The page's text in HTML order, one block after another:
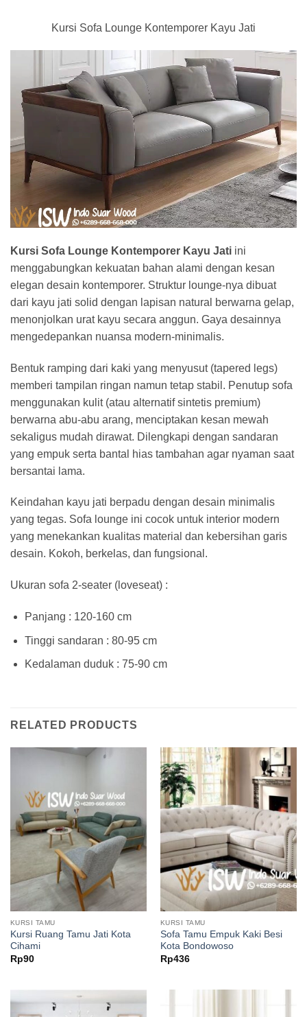
Kursi Sofa Lounge Kontemporer Kayu Jati
Kursi Sofa Lounge Kontemporer Kayu Jati ini
menggabungkan kekuatan bahan alami dengan kesan
elegan desain kontemporer. Struktur lounge‑nya dibuat
dari kayu jati solid dengan lapisan natural berwarna gelap,
menonjolkan urat kayu secara anggun. Gaya desainnya
mengedepankan nuansa modern‑minimalis.
Bentuk ramping dari kaki yang menyusut (tapered legs)
memberi tampilan ringan namun tetap stabil. Penutup sofa
menggunakan kulit (atau alternatif sintetis premium)
berwarna abu‑abu arang, menciptakan kesan mewah
sekaligus mudah dirawat. Dilengkapi dengan sandaran
yang empuk serta bantal hias tambahan agar nyaman saat
bersantai lama.
Keindahan kayu jati berpadu dengan desain minimalis
yang tegas. Sofa lounge ini cocok untuk interior modern
yang menekankan kualitas material dan kebersihan garis
desain. Kokoh, berkelas, dan fungsional.
Ukuran sofa 2-seater (loveseat) :
Panjang : 120-160 cm
Tinggi sandaran : 80-95 cm
Kedalaman duduk : 75-90 cm
RELATED PRODUCTS
KURSI TAMU
Kursi Ruang Tamu Jati Kota
Cihami
Rp90
KURSI TAMU
Sofa Tamu Empuk Kaki Besi
Kota Bondowoso
Rp436